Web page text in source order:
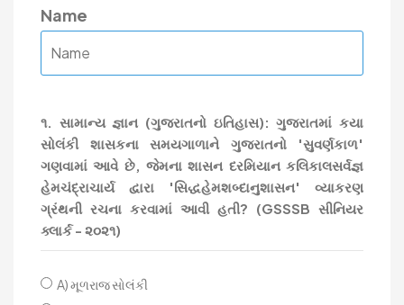
Name
૧. સામાન્ય જ્ઞાન (ગુજરાતનો ઇતિહાસ): ગુજરાતમાં કયા
સોલંકી શાસકના સમયગાળાને ગુજરાતનો 'સુવર્ણકાળ'
ગણવામાં આવે છે, જેમના શાસન દરમિયાન કલિકાલસર્વજ્ઞ
હેમચંદ્રાચાર્ય દ્વારા 'સિદ્ધહેમશબ્દાનુશાસન' વ્યાકરણ
ગ્રંથની રચના કરવામાં આવી હતી? (GSSSB સીનિયર
ક્લાર્ક - ૨૦૨૧)
A) મૂળરાજ સોલંકી